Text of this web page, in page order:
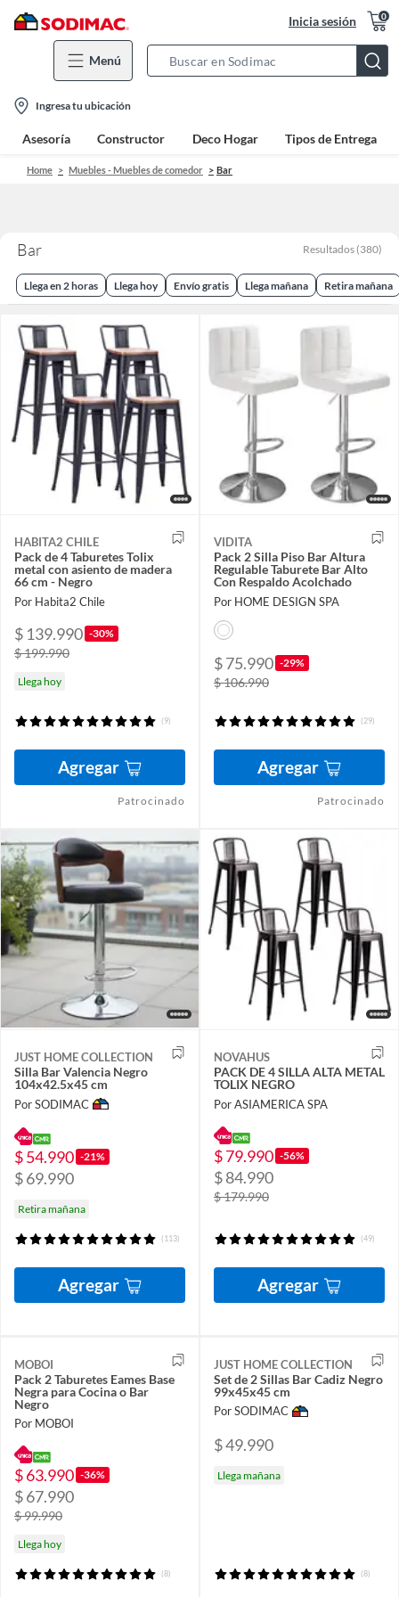
Inicia sesión 0
Menú
Bar
location-
icon
Ingresa tu ubicación
Asesoría Constructor Deco Hogar Tipos de Entrega
Home Muebles - Muebles de comedor Bar
Bar Resultados (380)
Llega en 2 horas Llega hoy Envío gratis Llega mañana Retira mañana
HABITA2 CHILE
Pack de 4 Taburetes Tolix
metal con asiento de madera
66 cm - Negro
Por Habita2 Chile
$ 139.990 -30%
$ 199.990
Llega hoy
(9)
Agregar
Patrocinado
VIDITA
Pack 2 Silla Piso Bar Altura
Regulable Taburete Bar Alto
Con Respaldo Acolchado
Por HOME DESIGN SPA
$ 75.990 -29%
$ 106.990
(29)
Agregar
Patrocinado
JUST HOME COLLECTION
Silla Bar Valencia Negro
104x42.5x45 cm
Por SODIMAC
$ 54.990 -21%
$ 69.990
Retira mañana
(113)
Agregar
NOVAHUS
PACK DE 4 SILLA ALTA METAL
TOLIX NEGRO
Por ASIAMERICA SPA
$ 79.990 -56%
$ 84.990
$ 179.990
(49)
Agregar
MOBOI
Pack 2 Taburetes Eames Base
Negra para Cocina o Bar
Negro
Por MOBOI
$ 63.990 -36%
$ 67.990
$ 99.990
Llega hoy
(8)
JUST HOME COLLECTION
Set de 2 Sillas Bar Cadiz Negro
99x45x45 cm
Por SODIMAC
$ 49.990
Llega mañana
(8)